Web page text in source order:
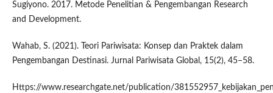
Sugiyono. 2017. Metode Penelitian & Pengembangan Research
and Development.
Wahab, S. (2021). Teori Pariwisata: Konsep dan Praktek dalam
Pengembangan Destinasi. Jurnal Pariwisata Global, 15(2), 45–58.
Https://www.researchgate.net/publication/